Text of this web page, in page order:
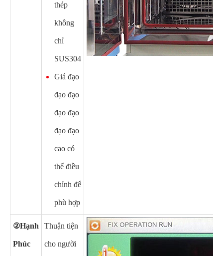
thép
không
chỉ
SUS304
Giá đạo
đạo đạo
đạo đạo
đạo đạo
cao có
thể điều
chỉnh để
phù hợp
②Hạnh
Phúc
Thuận tiện
cho người